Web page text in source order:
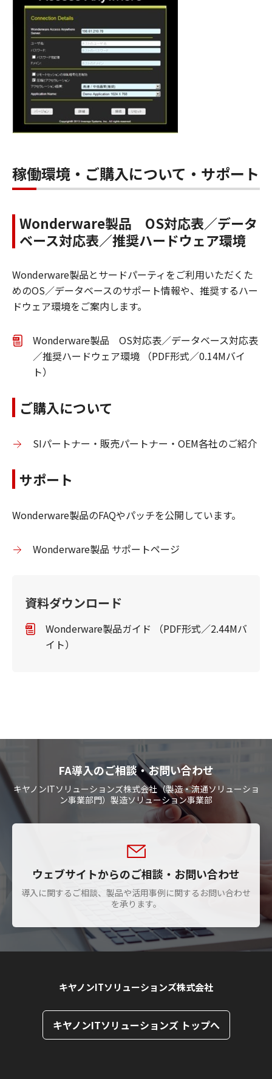
稼働環境・ご購入について・サポート
Wonderware製品 OS対応表／データ
ベース対応表／推奨ハードウェア環境
Wonderware製品とサードパーティをご利用いただくた
めのOS／データベースのサポート情報や、推奨するハー
ドウェア環境をご案内します。
Wonderware製品 OS対応表／データベース対応表
／推奨ハードウェア環境 （PDF形式／0.14Mバイ
ト）
ご購入について
SIパートナー・販売パートナー・OEM各社のご紹介
サポート
Wonderware製品のFAQやパッチを公開しています。
Wonderware製品 サポートページ
資料ダウンロード
Wonderware製品ガイド （PDF形式／2.44Mバ
イト）
FA導入のご相談・お問い合わせ
キヤノンITソリューションズ株式会社（製造・流通ソリューショ
ン事業部門）製造ソリューション事業部
ウェブサイトからのご相談・お問い合わせ
導入に関するご相談、製品や活用事例に関するお問い合わせ
を承ります。
キヤノンITソリューションズ株式会社
キヤノンITソリューションズ トップへ